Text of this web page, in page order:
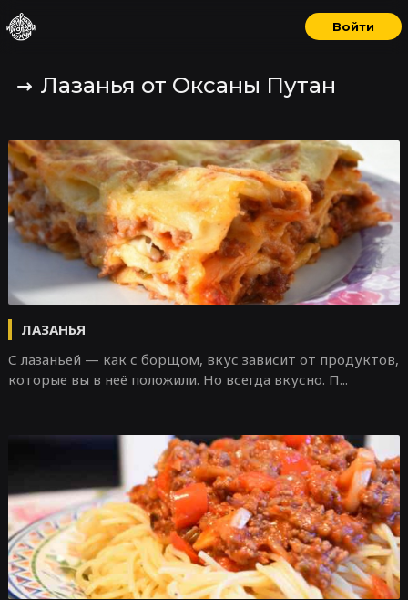
Войти
Лазанья от Оксаны Путан
ЛАЗАНЬЯ
С лазаньей — как с борщом, вкус зависит от продуктов,
которые вы в неё положили. Но всегда вкусно. П...